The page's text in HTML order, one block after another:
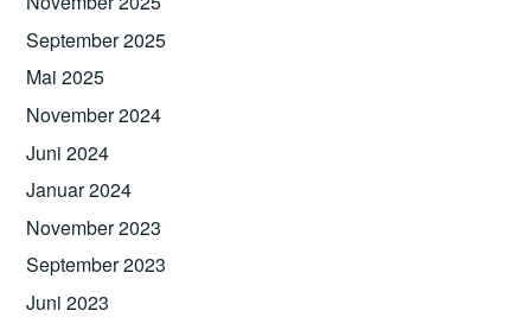
September 2025
Mai 2025
November 2024
Juni 2024
Januar 2024
November 2023
September 2023
Juni 2023